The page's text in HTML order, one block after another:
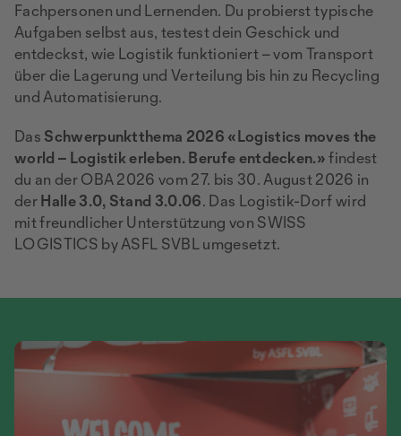
Fachpersonen und Lernenden. Du probierst typische
Aufgaben selbst aus, testest dein Geschick und
entdeckst, wie Logistik funktioniert – vom Transport
über die Lagerung und Verteilung bis hin zu Recycling
und Automatisierung.
Das Schwerpunktthema 2026 «Logistics moves the
world – Logistik erleben. Berufe entdecken.»findest
du an der OBA 2026 vom 27. bis 30. August 2026 in
derHalle 3.0, Stand 3.0.06. Das Logistik-Dorf wird
mit freundlicher Unterstützung von SWISS
LOGISTICS by ASFL SVBL umgesetzt.